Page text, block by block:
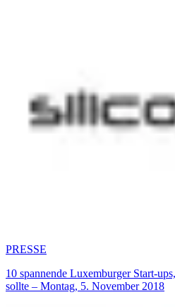
PRESSE
10 spannende Luxemburger Start-
sollte – Montag, 5. November 2018